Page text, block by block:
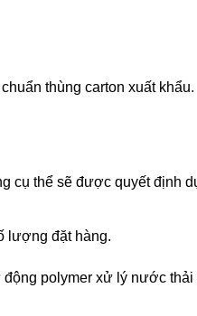
thùng carton xuất khẩu.
cụ thể sẽ được quyết định
lượng đặt hàng.